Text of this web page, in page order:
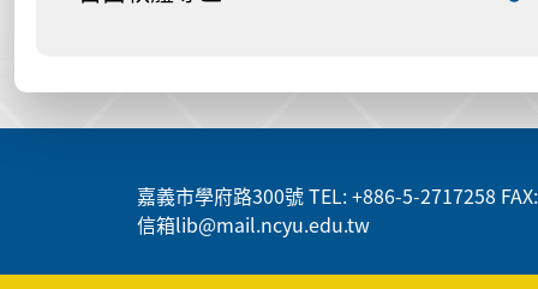
嘉義市學府路300號 TEL: +886-5-2717258
信箱lib@mail.ncyu.edu.tw